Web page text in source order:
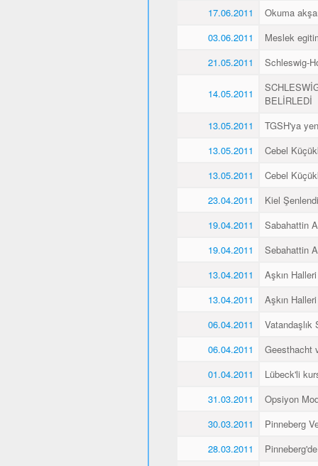
17.06.2011
Okuma
03.06.2011
Meslek
21.05.2011
Schleswig-
14.05.2011
BELİRLEDİ
13.05.2011
TGSH'ya
13.05.2011
Cebel
13.05.2011
Cebel
23.04.2011
Kiel Şenlendi
19.04.2011
Sabahattin
19.04.2011
Sebahattin
13.04.2011
Aşkın Halleri
13.04.2011
Aşkın
06.04.2011
Vatandaşlık
06.04.2011
Geesthacht
01.04.2011
Lübeck'li
31.03.2011
Opsiyon
30.03.2011
Pinneberg
28.03.2011